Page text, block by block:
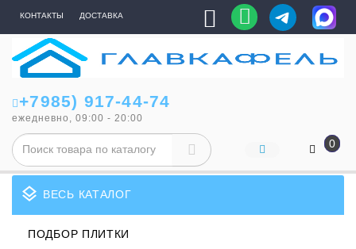
КОНТАКТЫ ДОСТАВКА
+7985) 917-44-74
ежедневно, 09:00 - 20:00
0
layers ВЕСЬ КАТАЛОГ
ПОДБОР ПЛИТКИ